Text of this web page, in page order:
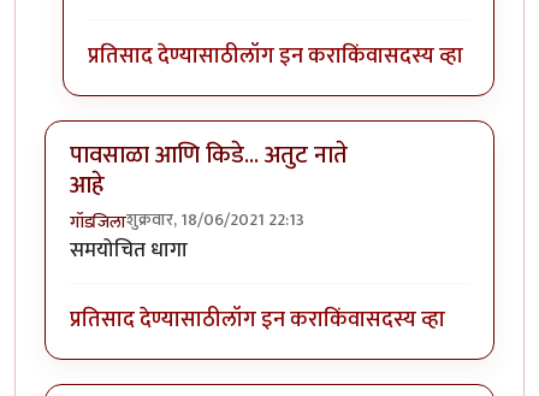
प्रतिसाद देण्यासाठीलॉग इन कराकिंवासदस्य व्हा
पावसाळा आणि किडे... अतुट नाते
आहे
गॉडजिलाशुक्रवार, 18/06/2021 22:13
समयोचित धागा
प्रतिसाद देण्यासाठीलॉग इन कराकिंवासदस्य व्हा